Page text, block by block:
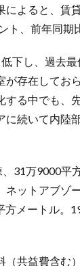
によると、賃
ト、前年同期
下し、過去
が存在してお
する中でも、
続いて内陸
31万9000平
ネットアブゾ
メートル。
共益費含む